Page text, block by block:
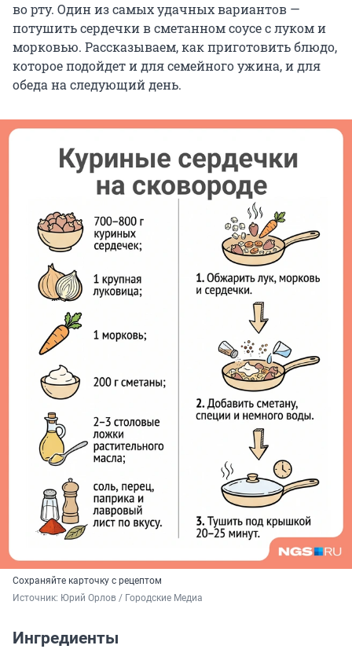
во рту. Один из самых удачных вариантов —
потушить сердечки в сметанном соусе с луком и
морковью. Рассказываем, как приготовить блюдо,
которое подойдет и для семейного ужина, и для
обеда на следующий день.
Сохраняйте карточку с рецептом
Источник: Юрий Орлов / Городские Медиа
Ингредиенты